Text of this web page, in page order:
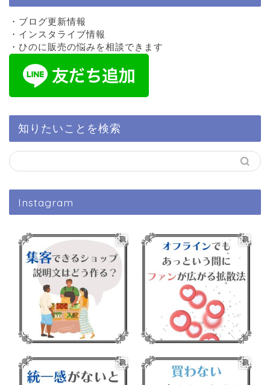
・ブログ更新情報
・インスタライブ情報
・ひのに販売の悩みを相談できます
知りたいことを検索
Instagram